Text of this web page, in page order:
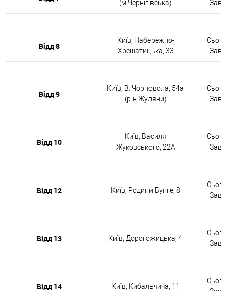
(м.Чернігівська)
Відд 8
Київ, Набережно-
Хрещатицька, 33
Відд 9
Київ, В. Чорновола, 54а
(р-н Жуляни)
Відд 10
Київ, Василя
Жуковського, 22А
Відд 12 Київ, Родини Бунге, 8
Відд 13 Київ, Дорогожицька, 4
Відд 14 Київ, Кибальчича, 11